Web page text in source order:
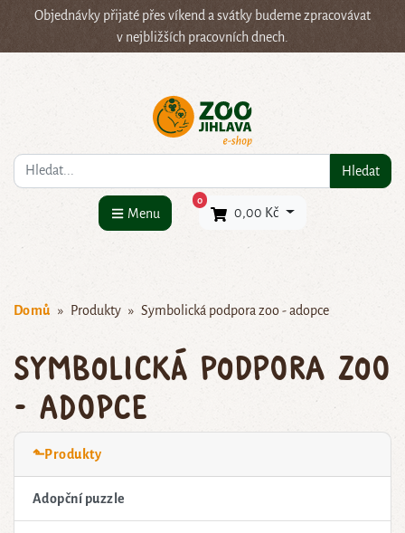
Objednávky přijaté přes víkend a svátky budeme zpracovávat
v nejbližších pracovních dnech.
Co hledáte? Hledat
Menu
0×
0,00 Kč
Domů Produkty Symbolická podpora zoo - adopce
Symbolická podpora zoo
- adopce
⬑Produkty
Adopční puzzle